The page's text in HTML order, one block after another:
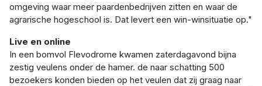
omgeving waar meer paardenbedrijven zitten en waar de
agrarische hogeschool is. Dat levert een win-winsituatie op."
Live en online
In een bomvol Flevodrome kwamen zaterdagavond bijna
zestig veulens onder de hamer. de naar schatting 500
bezoekers konden bieden op het veulen dat zij graag naar